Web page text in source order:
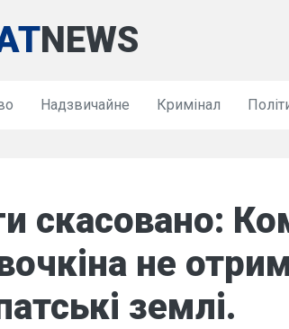
NEWS
Надзвичайне Кримінал
скасовано:
не
землі.